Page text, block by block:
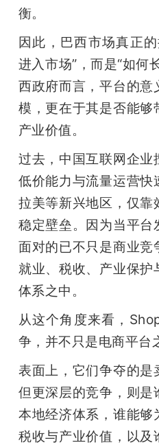
衡。
因此，巴西市场真正
进入市场”，而是“如何
西政府而言，平台的
模，更在于其是否能
产业价值。
过去，中国互联网企业
低价能力与流量运营
拉美等新兴地区，仅
稳定壁垒。因为当平台
面对的已不只是商业
就业、税收、产业保
体系之中。
从这个角度来看，
争，并不只是电商平台
表面上，它们争夺的是
但更深层的竞争，则
本地经济体系，谁能够
税收与产业价值，以